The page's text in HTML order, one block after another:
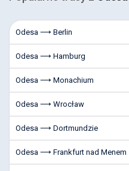
Odesa ⟶ Berlin
Odesa ⟶ Hamburg
Odesa ⟶ Monachium
Odesa ⟶ Wrocław
Odesa ⟶ Dortmundzie
Odesa ⟶ Frankfurt nad Menem